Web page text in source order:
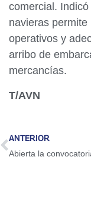
comercial.
navieras
operativos y
arribo de
mercancías.
T/AVN
ANTERIOR